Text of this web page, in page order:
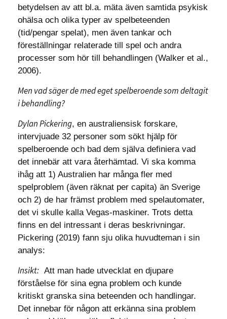
betydelsen av att bl.a. mäta även samtida psykisk
ohälsa och olika typer av spelbeteenden
(tid/pengar spelat), men även tankar och
föreställningar relaterade till spel och andra
processer som hör till behandlingen (Walker et al.,
2006).
Men vad säger de med eget spelberoende som deltagit
i behandling?
Dylan Pickering, en australiensisk forskare,
intervjuade 32 personer som sökt hjälp för
spelberoende och bad dem själva definiera vad
det innebär att vara återhämtad. Vi ska komma
ihåg att 1) Australien har många fler med
spelproblem (även räknat per capita) än Sverige
och 2) de har främst problem med spelautomater,
det vi skulle kalla Vegas-maskiner. Trots detta
finns en del intressant i deras beskrivningar.
Pickering (2019) fann sju olika huvudteman i sin
analys:
Insikt: Att man hade utvecklat en djupare
förståelse för sina egna problem och kunde
kritiskt granska sina beteenden och handlingar.
Det innebar för någon att erkänna sina problem